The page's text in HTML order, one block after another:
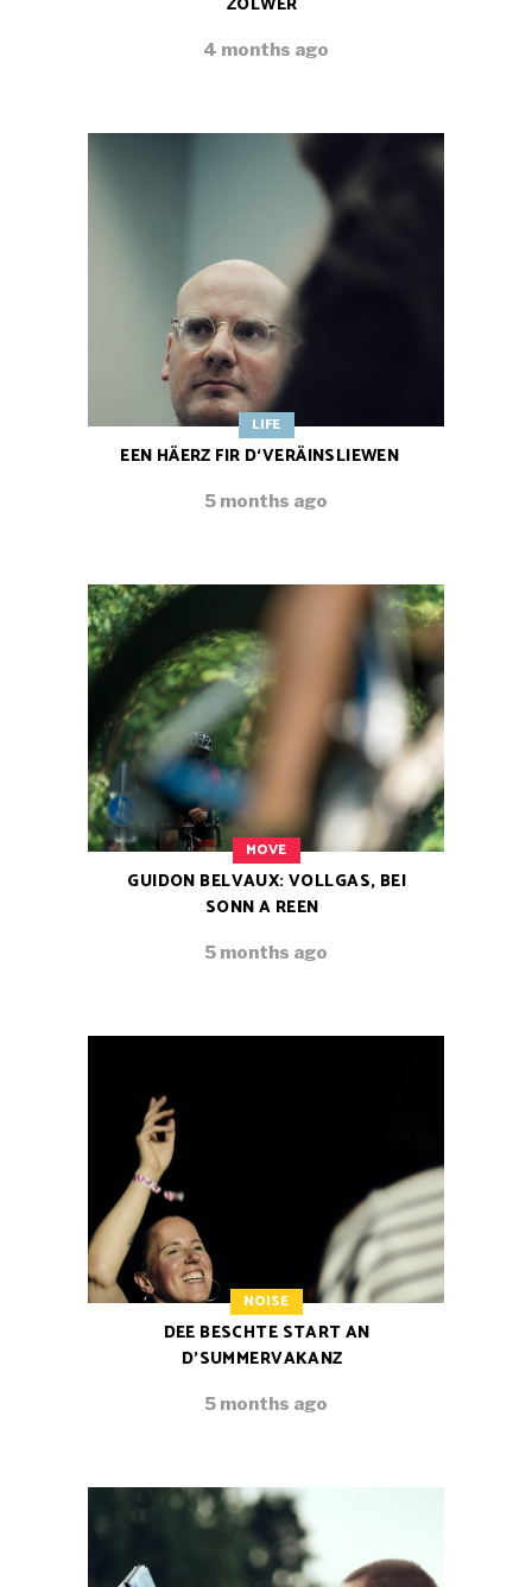
ZOLWER
4 months ago
LIFE
EEN HÄERZ FIR D‘VERÄINSLIEWEN
5 months ago
MOVE
GUIDON BELVAUX: VOLLGAS, BEI
SONN A REEN
5 months ago
NOISE
DEE BESCHTE START AN
D’SUMMERVAKANZ
5 months ago